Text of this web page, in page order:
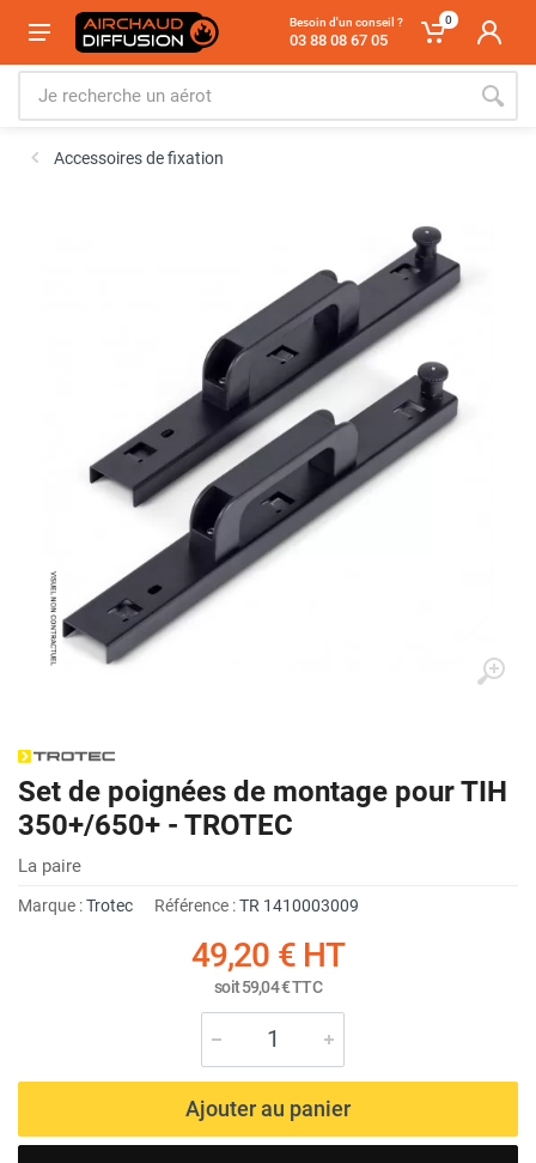
Besoin d'un conseil ?
03 88 08 67 05
0
Accessoires de fixation
Set de poignées de montage pour TIH
350+/650+ - TROTEC
La paire
Marque :Trotec Référence :TR 1410003009
49,20 €HT
soit59,04 €TTC
Ajouter au panier